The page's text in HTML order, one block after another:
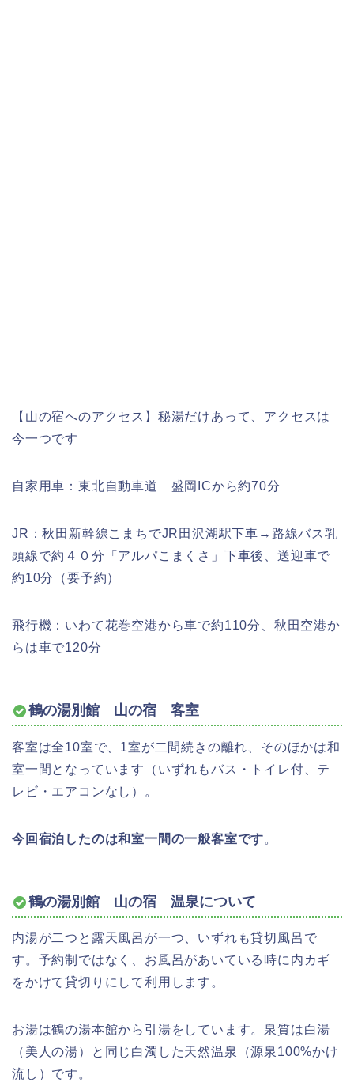
【山の宿へのアクセス】秘湯だけあって、アクセスは
今一つです
自家用車：東北自動車道 盛岡ICから約70分
JR：秋田新幹線こまちでJR田沢湖駅下車→路線バス乳
頭線で約４０分「アルパこまくさ」下車後、送迎車で
約10分（要予約）
飛行機：いわて花巻空港から車で約110分、秋田空港か
らは車で120分
鶴の湯別館 山の宿 客室
客室は全10室で、1室が二間続きの離れ、そのほかは和
室一間となっています（いずれもバス・トイレ付、テ
レビ・エアコンなし）。
今回宿泊したのは和室一間の一般客室です。
鶴の湯別館 山の宿 温泉について
内湯が二つと露天風呂が一つ、いずれも貸切風呂で
す。予約制ではなく、お風呂があいている時に内カギ
をかけて貸切りにして利用します。
お湯は鶴の湯本館から引湯をしています。泉質は白湯
（美人の湯）と同じ白濁した天然温泉（源泉100%かけ
流し）です。